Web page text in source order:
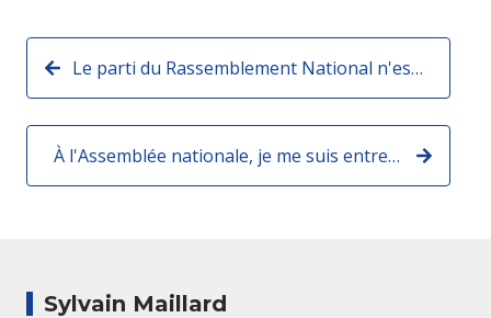
Le parti du Rassemblement National n'est en aucun cas une alternative viable pour notre pays. Retrouvez un extrait de mon interview dans l'émission du France 3, "Dimanche en politique"
À l'Assemblée nationale, je me suis entretenu avec Olivier Klein, délégué interministériel de la Dilcrah
Sylvain Maillard